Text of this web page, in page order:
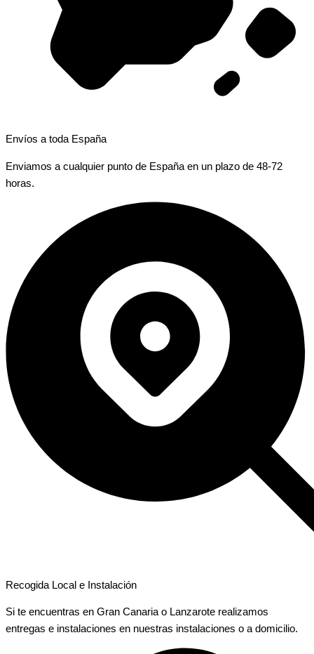
Envíos a toda España
Enviamos a cualquier punto de España en un plazo de 48-72
horas.
Recogida Local e Instalación
Si te encuentras en Gran Canaria o Lanzarote realizamos
entregas e instalaciones en nuestras instalaciones o a domicilio.